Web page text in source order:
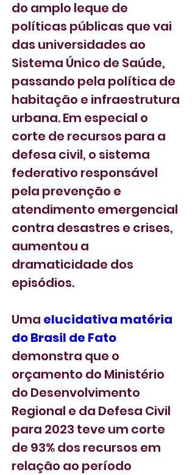
do amplo leque de
políticas públicas que vai
das universidades ao
Sistema Único de Saúde,
passando pela política de
habitação e infraestrutura
urbana. Em especial o
corte de recursos para a
defesa civil, o sistema
federativo responsável
pela prevenção e
atendimento emergencial
contra desastres e crises,
aumentou a
dramaticidade dos
episódios.
Uma elucidativa matéria
do Brasil de Fato
demonstra que o
orçamento do Ministério
do Desenvolvimento
Regional e da Defesa Civil
para 2023 teve um corte
de 93% dos recursos em
relação ao período